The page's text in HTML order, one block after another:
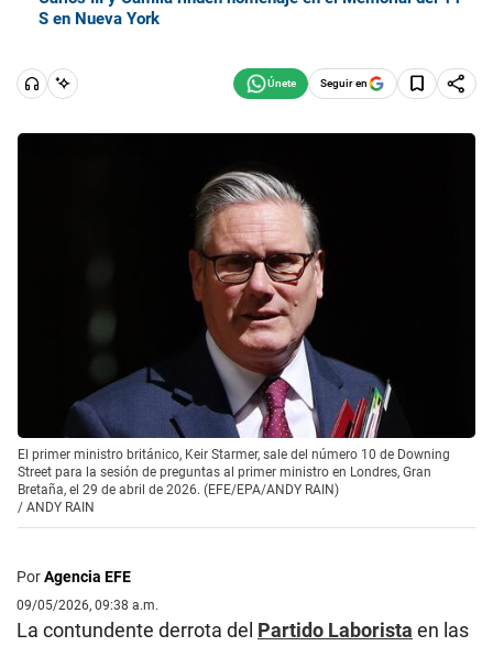
S en Nueva York
Seguir en
El primer ministro británico, Keir Starmer, sale del número 10 de Downing
Street para la sesión de preguntas al primer ministro en Londres, Gran
Bretaña, el 29 de abril de 2026. (EFE/EPA/ANDY RAIN)
/ ANDY RAIN
PorAgencia EFE
09/05/2026, 09:38 a.m.
La contundente derrota del Partido Laborista en las